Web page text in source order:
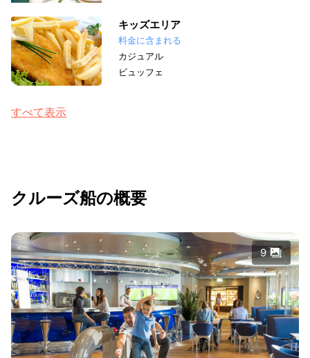
キッズエリア
料金に含まれる
カジュアル
ビュッフェ
すべて表示
クルーズ船の概要
9